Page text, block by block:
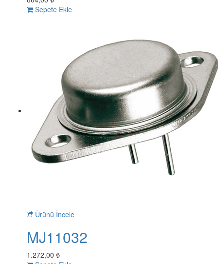
Sepete Ekle
Ürünü İncele
MJ11032
1.272,00 ₺